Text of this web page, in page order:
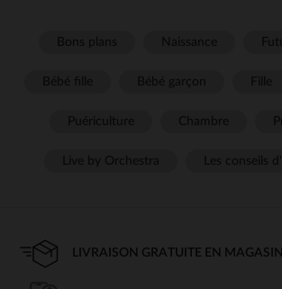
LIVRAISON GRATUITE EN MAGASIN